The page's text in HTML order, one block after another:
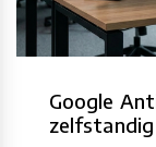
Google